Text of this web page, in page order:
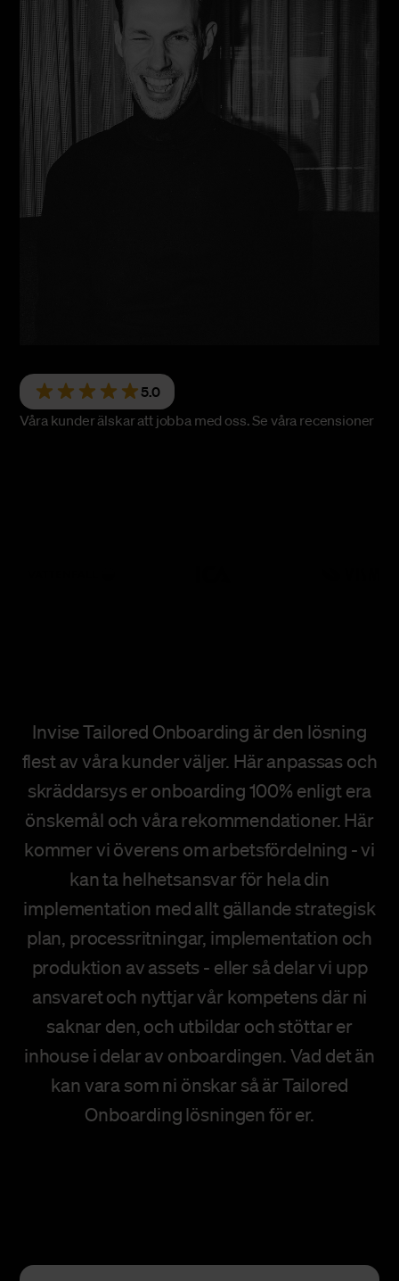
5.0
Våra kunder älskar att jobba med oss.Se våra recensioner
Invise Tailored Onboarding är den lösning
flest av våra kunder väljer. Här anpassas och
skräddarsys er onboarding 100% enligt era
önskemål och våra rekommendationer. Här
kommer vi överens om arbetsfördelning - vi
kan ta helhetsansvar för hela din
implementation med allt gällande strategisk
plan, processritningar, implementation och
produktion av assets - eller så delar vi upp
ansvaret och nyttjar vår kompetens där ni
saknar den, och utbildar och stöttar er
inhouse i delar av onboardingen. Vad det än
kan vara som ni önskar så är Tailored
Onboarding lösningen för er.